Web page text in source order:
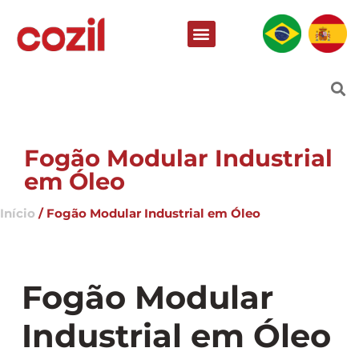
Fogão Modular Industrial
em Óleo
Início / Fogão Modular Industrial em Óleo
Fogão Modular
Industrial em Óleo